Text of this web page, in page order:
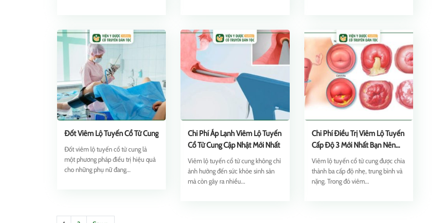
Đốt Viêm Lộ Tuyến Cổ Tử Cung
Đốt viêm lộ tuyến cổ tử cung là
một phương pháp điều trị hiệu quả
cho những phụ nữ đang...
Chi Phí Áp Lạnh Viêm Lộ Tuyến
Cổ Tử Cung Cập Nhật Mới Nhất
Viêm lộ tuyến cổ tử cung không chỉ
ảnh hưởng đến sức khỏe sinh sản
mà còn gây ra nhiều...
Chi Phí Điều Trị Viêm Lộ Tuyến
Cấp Độ 3 Mới Nhất Bạn Nên
Biết
Viêm lộ tuyến cổ tử cung được chia
thành ba cấp độ nhẹ, trung bình và
nặng. Trong đó viêm...